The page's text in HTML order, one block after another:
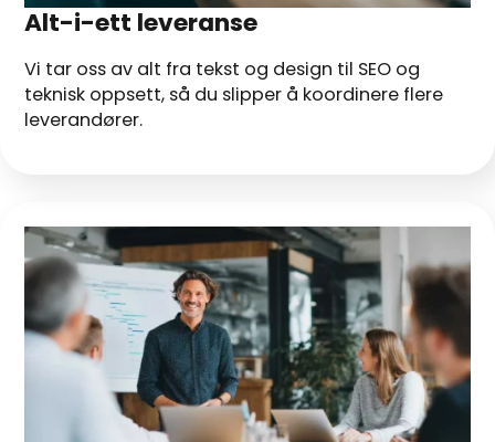
Alt-i-ett leveranse
Vi tar oss av alt fra tekst og design til SEO og
teknisk oppsett, så du slipper å koordinere flere
leverandører.